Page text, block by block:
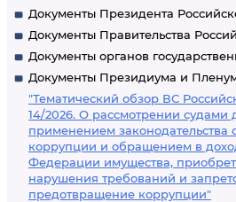
Документы Президента
Документы Правительства
Документы органов
Документы Президиума и
"Тематический обзор ВС
14/2026. О рассмотрении судами
применением законодательства
коррупции и обращением в
Федерации имущества,
нарушения требований и
предотвращение коррупции"